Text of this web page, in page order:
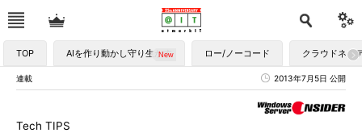
TOP AIを作り動かし守り生かす ロー/ノーコード クラウドネイ
連載 2013年7月5日 公開
Tech TIPS